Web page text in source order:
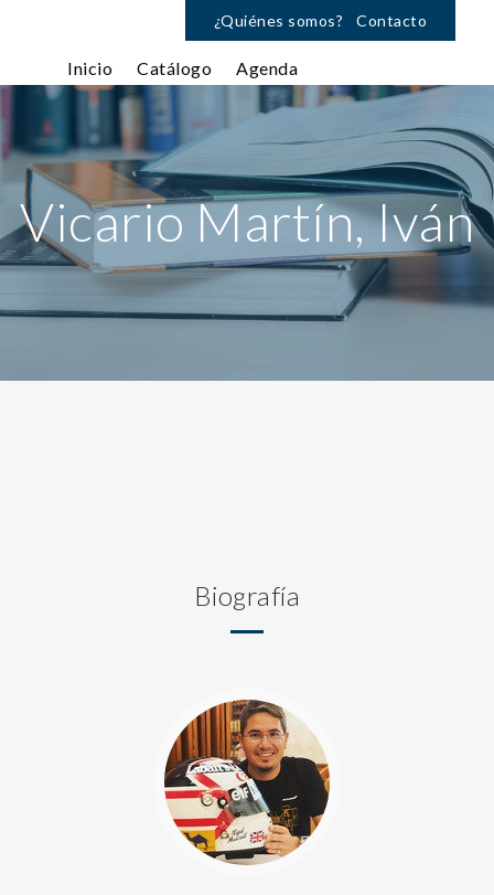
¿Quiénes somos? Contacto
Inicio Catálogo Agenda
Vicario Martín, Iván
Biografía